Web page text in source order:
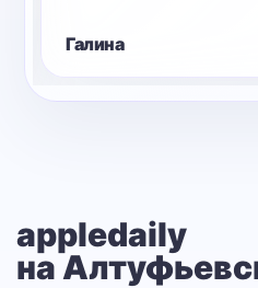
Галина
appledaily
на